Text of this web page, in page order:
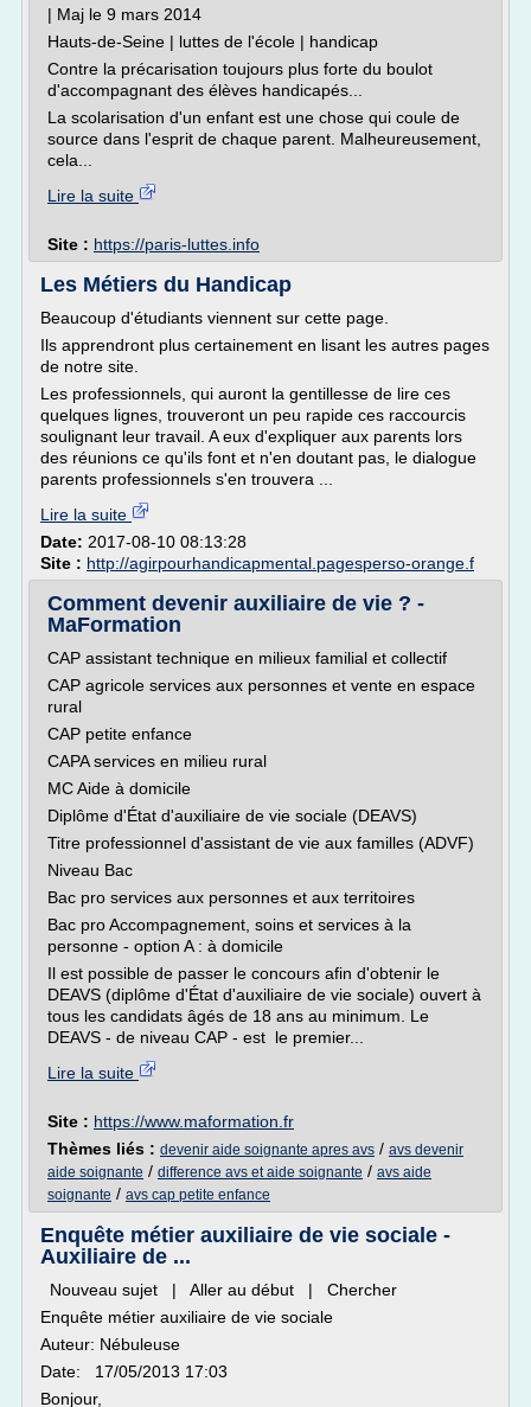
| Maj le 9 mars 2014
Hauts-de-Seine | luttes de l'école | handicap
Contre la précarisation toujours plus forte du boulot
d'accompagnant des élèves handicapés...
La scolarisation d'un enfant est une chose qui coule de
source dans l'esprit de chaque parent. Malheureusement,
cela...
Lire la suite
Site : https://paris-luttes.info
Les Métiers du Handicap
Beaucoup d'étudiants viennent sur cette page.
Ils apprendront plus certainement en lisant les autres pages
de notre site.
Les professionnels, qui auront la gentillesse de lire ces
quelques lignes, trouveront un peu rapide ces raccourcis
soulignant leur travail. A eux d'expliquer aux parents lors
des réunions ce qu'ils font et n'en doutant pas, le dialogue
parents professionnels s'en trouvera ...
Lire la suite
Date: 2017-08-10 08:13:28
Site : http://agirpourhandicapmental.pagesperso-orange.f
Comment devenir auxiliaire de vie ? -
MaFormation
CAP assistant technique en milieux familial et collectif
CAP agricole services aux personnes et vente en espace
rural
CAP petite enfance
CAPA services en milieu rural
MC Aide à domicile
Diplôme d'État d'auxiliaire de vie sociale (DEAVS)
Titre professionnel d'assistant de vie aux familles (ADVF)
Niveau Bac
Bac pro services aux personnes et aux territoires
Bac pro Accompagnement, soins et services à la
personne - option A : à domicile
Il est possible de passer le concours afin d'obtenir le
DEAVS (diplôme d'État d'auxiliaire de vie sociale) ouvert à
tous les candidats âgés de 18 ans au minimum. Le
DEAVS - de niveau CAP - est le premier...
Lire la suite
Site : https://www.maformation.fr
Thèmes liés : devenir aide soignante apres avs / avs devenir
aide soignante / difference avs et aide soignante / avs aide
soignante / avs cap petite enfance
Enquête métier auxiliaire de vie sociale -
Auxiliaire de ...
Nouveau sujet | Aller au début | Chercher
Enquête métier auxiliaire de vie sociale
Auteur: Nébuleuse
Date: 17/05/2013 17:03
Bonjour,